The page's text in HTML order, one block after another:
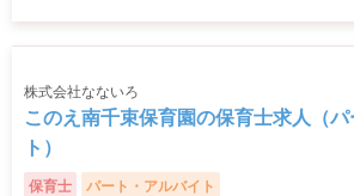
株式会社なないろ
このえ南千束保育園の保育士求人（
ト）
保育士 パート・アルバイト